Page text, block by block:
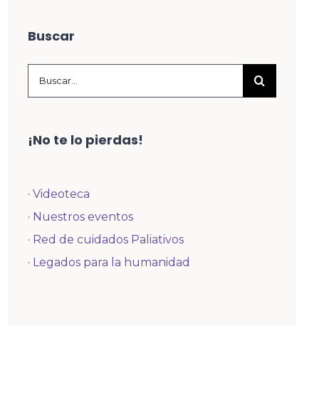
Buscar
Buscar:
¡No te lo pierdas!
·Videoteca
· Nuestros eventos
· Red de cuidados Paliativos
· Legados para la humanidad